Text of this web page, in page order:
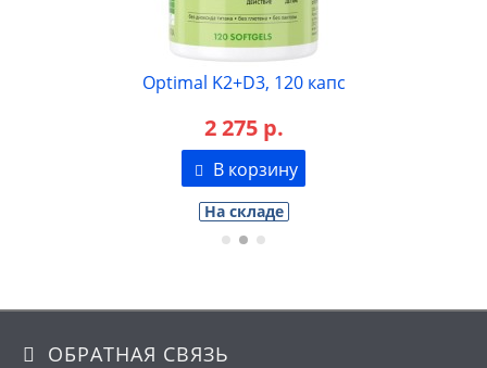
Optimal K2+D3, 120 капс
2 275 р.
В корзину
На складе
ОБРАТНАЯ СВЯЗЬ